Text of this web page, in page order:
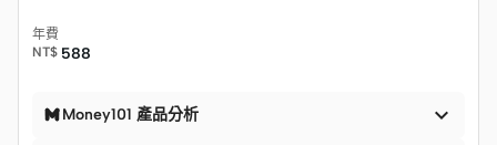
年費
NT$ 588
Money101 產品分析 